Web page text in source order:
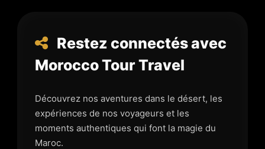
Restez connectés avec
Morocco Tour Travel
Découvrez nos aventures dans le désert, les
expériences de nos voyageurs et les
moments authentiques qui font la magie du
Maroc.